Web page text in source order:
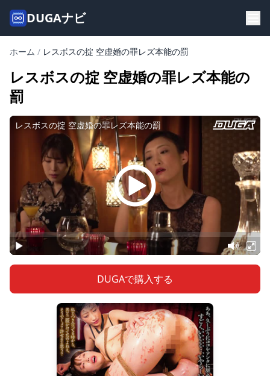
DUGAナビ
ホーム / レスボスの掟 空虚婚の罪レズ本能の罰
レスボスの掟 空虚婚の罪レズ本能の
罰
DUGAで購入する